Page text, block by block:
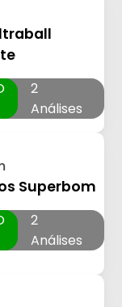
2
Análises
Superbom
2
Análises